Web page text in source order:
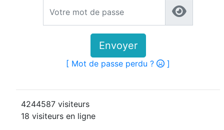
Envoyer
[ Mot de passe perdu ? ]
4244587 visiteurs
18 visiteurs en ligne